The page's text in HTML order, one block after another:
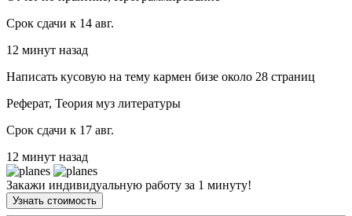
Срок сдачи к 14 авг.
12 минут назад
Написать кусовую на тему кармен бизе около 28 страниц
Реферат, Теория муз литературы
Срок сдачи к 17 авг.
12 минут назад
Закажи индивидуальную работу за 1 минуту!
Узнать стоимость